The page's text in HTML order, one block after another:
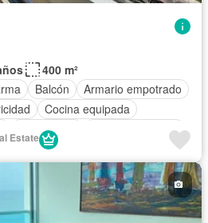
400 m²
Balcón
Armario empotrado
Cocina equipada
Gas natural
Vista panorámica
Conserje
Garita de guardianía
Terraza
Patio
amoblado
Estate